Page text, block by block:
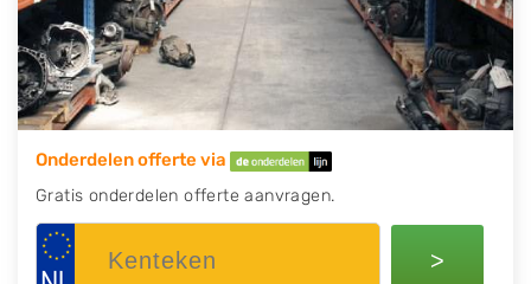
Onderdelen offerte via
Gratis onderdelen offerte aanvragen.
>